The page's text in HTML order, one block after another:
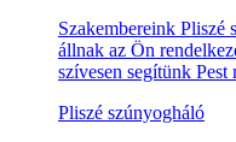
Szakembereink Pliszé
állnak az Ön
szívesen segítünk Pest
Pliszé szúnyogháló